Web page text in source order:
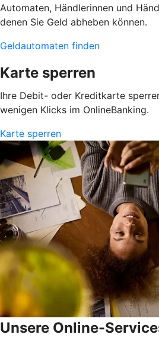
Automaten, Händlerinnen und
denen Sie Geld abheben können.
Geldautomaten finden
Karte sperren
Ihre Debit- oder Kreditkarte
wenigen Klicks im OnlineBanking.
Karte sperren
Unsere Online-